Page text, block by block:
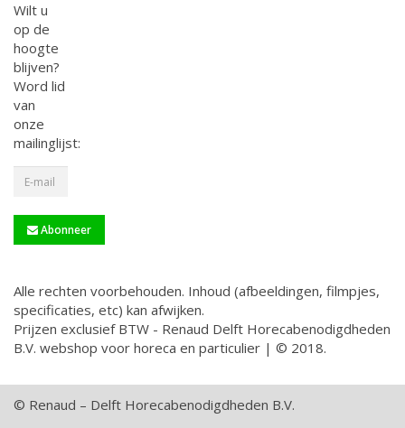
Wilt u
op de
hoogte
blijven?
Word lid
van
onze
mailinglijst:
Abonneer
Alle rechten voorbehouden. Inhoud (afbeeldingen, filmpjes,
specificaties, etc) kan afwijken.
Prijzen exclusief BTW - Renaud Delft Horecabenodigdheden
B.V. webshop voor horeca en particulier | © 2018.
© Renaud – Delft Horecabenodigdheden B.V.